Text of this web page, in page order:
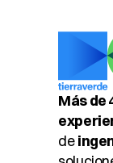
Más de
de